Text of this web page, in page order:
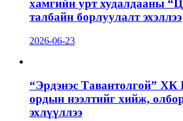
хамгийн урт худалдааны
талбайн борлуулалт эхэллээ
2026-06-23
“Эрдэнэс Тавантолгой” ХК
ордын нээлтийг хийж,
эхлүүллээ